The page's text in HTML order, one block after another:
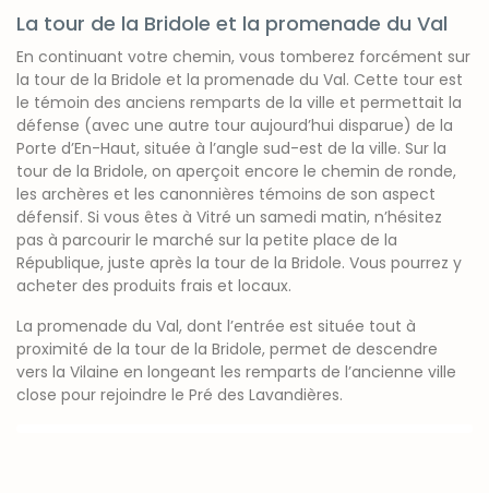
La tour de la Bridole et la promenade du Val
En continuant votre chemin, vous tomberez forcément sur
la tour de la Bridole et la promenade du Val. Cette tour est
le témoin des anciens remparts de la ville et permettait la
défense (avec une autre tour aujourd’hui disparue) de la
Porte d’En-Haut, située à l’angle sud-est de la ville. Sur la
tour de la Bridole, on aperçoit encore le chemin de ronde,
les archères et les canonnières témoins de son aspect
défensif. Si vous êtes à Vitré un samedi matin, n’hésitez
pas à parcourir le marché sur la petite place de la
République, juste après la tour de la Bridole. Vous pourrez y
acheter des produits frais et locaux.
La promenade du Val, dont l’entrée est située tout à
proximité de la tour de la Bridole, permet de descendre
vers la Vilaine en longeant les remparts de l’ancienne ville
close pour rejoindre le Pré des Lavandières.